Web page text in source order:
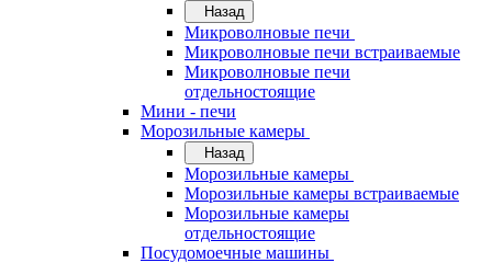
Назад
Микроволновые печи
Микроволновые печи встраиваемые
Микроволновые печи
отдельностоящие
Мини - печи
Морозильные камеры
Назад
Морозильные камеры
Морозильные камеры встраиваемые
Морозильные камеры
отдельностоящие
Посудомоечные машины